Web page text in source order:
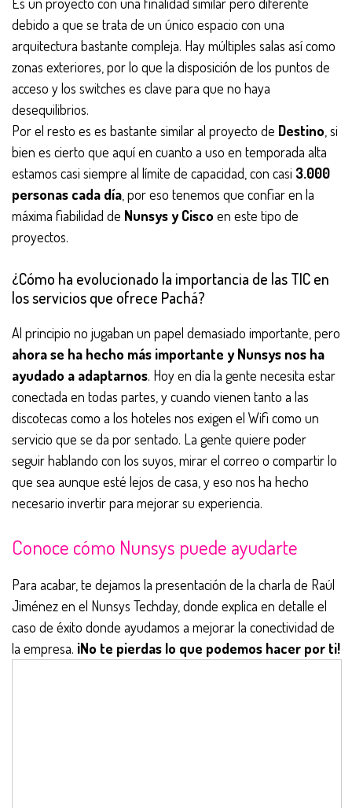
debido a que se trata de un único espacio con una
arquitectura bastante compleja. Hay múltiples salas así como
zonas exteriores, por lo que la disposición de los puntos de
acceso y los switches es clave para que no haya
desequilibrios.
Por el resto es es bastante similar al proyecto de Destino , si
bien es cierto que aquí en cuanto a uso en temporada alta
estamos casi siempre al límite de capacidad, con casi 3.000
personas cada día , por eso tenemos que confiar en la
máxima fiabilidad de Nunsys y Cisco en este tipo de
proyectos.
¿Cómo ha evolucionado la importancia de las TIC en
los servicios que ofrece Pachá?
Al principio no jugaban un papel demasiado importante, pero
ahora se ha hecho más importante y Nunsys nos ha
ayudado a adaptarnos. Hoy en día la gente necesita estar
conectada en todas partes, y cuando vienen tanto a las
discotecas como a los hoteles nos exigen el Wifi como un
servicio que se da por sentado. La gente quiere poder
seguir hablando con los suyos, mirar el correo o compartir lo
que sea aunque esté lejos de casa, y eso nos ha hecho
necesario invertir para mejorar su experiencia.
Conoce cómo Nunsys puede ayudarte
Para acabar, te dejamos la presentación de la charla de Raúl
Jiménez en el Nunsys Techday, donde explica en detalle el
caso de éxito donde ayudamos a mejorar la conectividad de
la empresa. ¡No te pierdas lo que podemos hacer por ti!